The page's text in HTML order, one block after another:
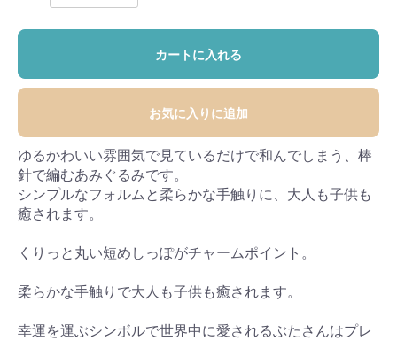
カートに入れる
お気に入りに追加
ゆるかわいい雰囲気で見ているだけで和んでしまう、棒
針で編むあみぐるみです。
シンプルなフォルムと柔らかな手触りに、大人も子供も
癒されます。
くりっと丸い短めしっぽがチャームポイント。
柔らかな手触りで大人も子供も癒されます。
幸運を運ぶシンボルで世界中に愛されるぶたさんはプレ